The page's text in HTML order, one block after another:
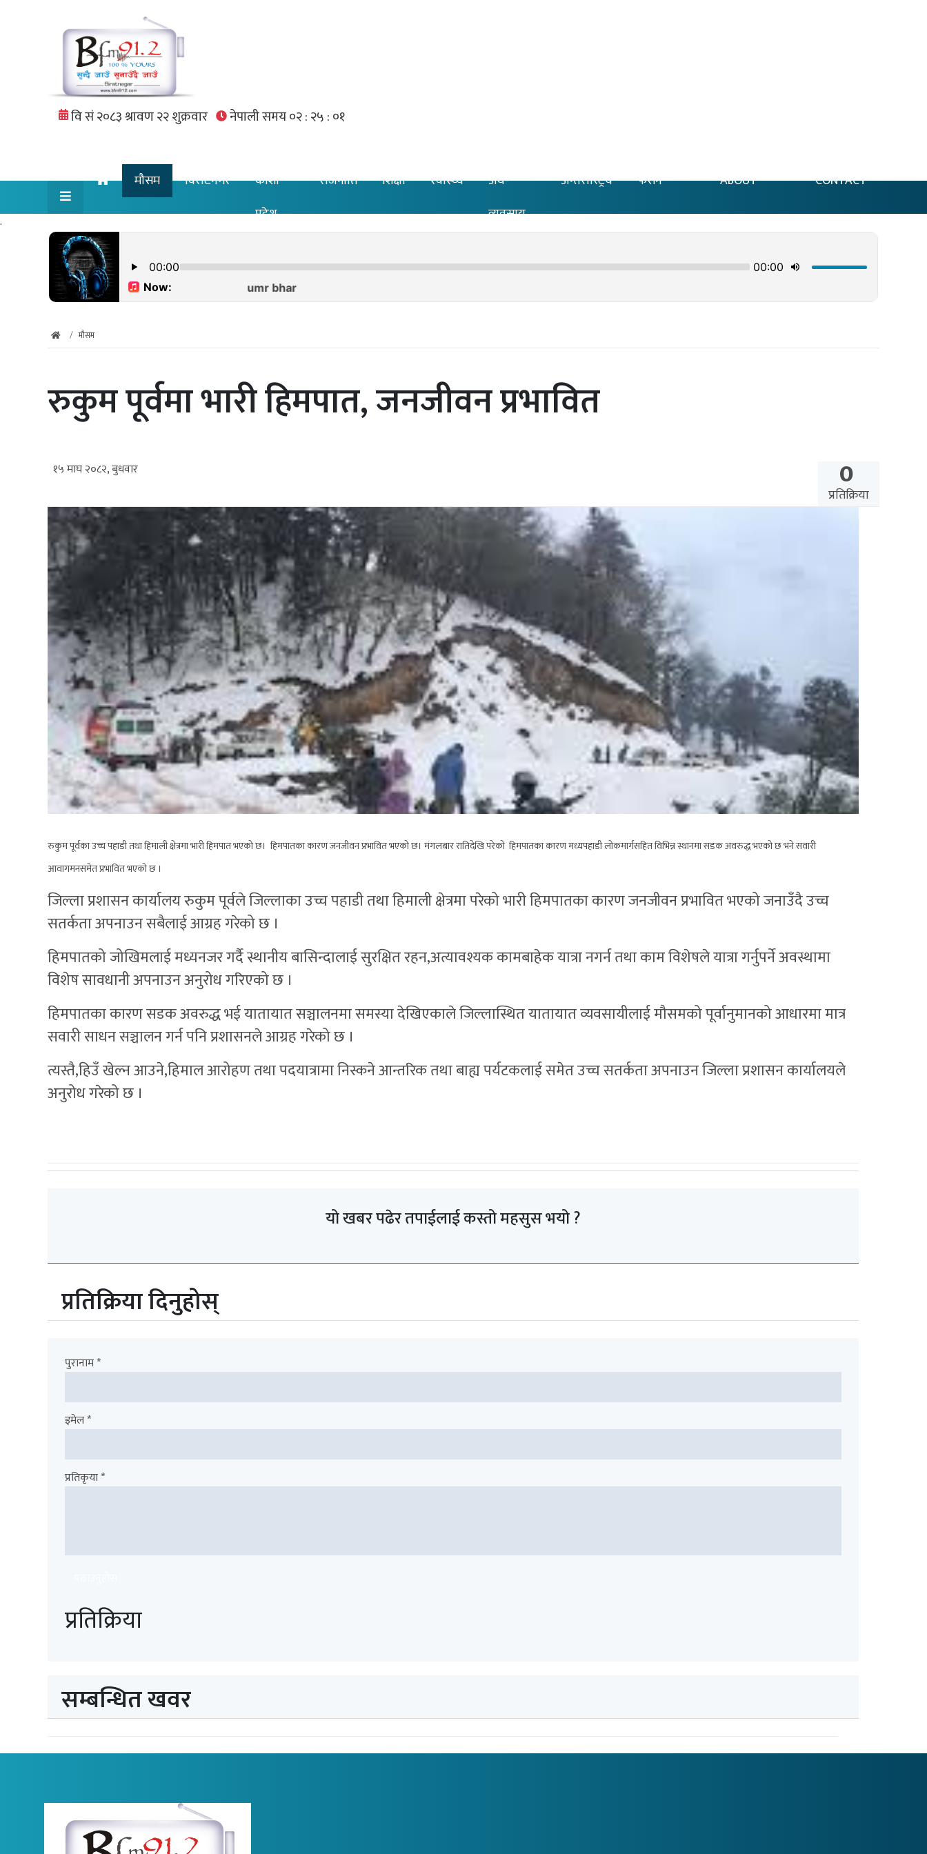
मौसम विराटनगर
कोशी
प्रदेश
राजनीति शिक्षा स्वास्थ्य
अर्थ-
व्यवसाय
अन्तरास्ट्रिय फेसन ABOUT CONTACT
.
मौसम
रुकुम पूर्वमा भारी हिमपात, जनजीवन प्रभावित
१५ माघ २०८२, बुधवार 0
प्रतिक्रिया
रुकुम पूर्वका उच्च पहाडी तथा हिमाली क्षेत्रमा भारी हिमपात भएको छ। हिमपातका कारण जनजीवन प्रभावित भएको छ। मंगलबार रातिदेखि परेको हिमपातका कारण मध्यपहाडी लोकमार्गसहित विभिन्न स्थानमा सडक अवरुद्ध भएको छ भने सवारी
आवागमनसमेत प्रभावित भएको छ ।
जिल्ला प्रशासन कार्यालय रुकुम पूर्वले जिल्लाका उच्च पहाडी तथा हिमाली क्षेत्रमा परेको भारी हिमपातका कारण जनजीवन प्रभावित भएको जनाउँदै उच्च
सतर्कता अपनाउन सबैलाई आग्रह गरेको छ ।
हिमपातको जोखिमलाई मध्यनजर गर्दै स्थानीय बासिन्दालाई सुरक्षित रहन,अत्यावश्यक कामबाहेक यात्रा नगर्न तथा काम विशेषले यात्रा गर्नुपर्ने अवस्थामा
विशेष सावधानी अपनाउन अनुरोध गरिएको छ ।
हिमपातका कारण सडक अवरुद्ध भई यातायात सञ्चालनमा समस्या देखिएकाले जिल्लास्थित यातायात व्यवसायीलाई मौसमको पूर्वानुमानको आधारमा मात्र
सवारी साधन सञ्चालन गर्न पनि प्रशासनले आग्रह गरेको छ ।
त्यस्तै,हिउँ खेल्न आउने,हिमाल आरोहण तथा पदयात्रामा निस्कने आन्तरिक तथा बाह्य पर्यटकलाई समेत उच्च सतर्कता अपनाउन जिल्ला प्रशासन कार्यालयले
अनुरोध गरेको छ ।
यो खबर पढेर तपाईलाई कस्तो महसुस भयो ?
प्रतिक्रिया दिनुहोस्
पुरानाम *
इमेल *
प्रतिकृया *
प्रतिक्रिया
सम्बन्धित खवर